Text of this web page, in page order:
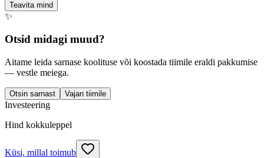
Teavita mind
✨
Otsid midagi muud?
Aitame leida sarnase koolituse või koostada tiimile eraldi pakkumise
— vestle meiega.
Otsin sarnast Vajan tiimile
Investeering
Hind kokkuleppel
Küsi, millal toimub